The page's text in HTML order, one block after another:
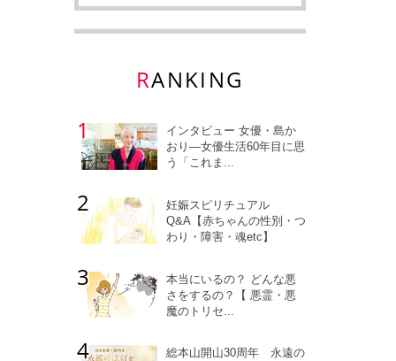
RANKING
インタビュー 女優・島か
おり―女優生活60年目に思
う「これま...
妊娠スピリチュアル
Q&A【赤ちゃんの性別・つ
わり・障害・魂etc】
本当にいるの？ どんな悪
さをするの？【 悪霊・悪
魔のトリセ...
総本山開山30周年 永遠の